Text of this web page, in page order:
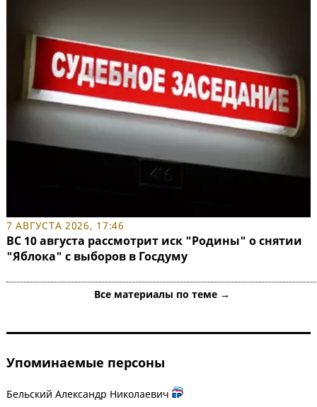
7 АВГУСТА 2026, 17:46
ВС 10 августа рассмотрит иск "Родины" о снятии
"Яблока" с выборов в Госдуму
Все материалы по теме →
Упоминаемые персоны
Бельский Александр Николаевич